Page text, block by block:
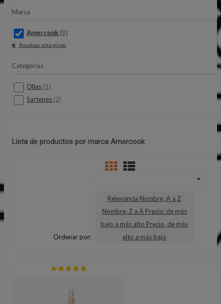
Marca
Amercook (3)
Resetear este grupo
Categorías
Ollas (1)
Sartenes (2)
Lista de productos por marca Amercook
Ordenar por:
Relevancia Nombre, A a Z
Nombre, Z a A Precio: de más
bajo a más alto Precio, de más
alto a más bajo